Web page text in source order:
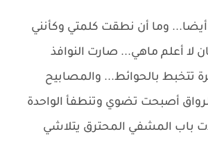
أيضا... وما أن نطقت كلمتي وكأنني
لا أعلم ماهي... صارت النوافذ
تتخبط بالحوائط... والمصابيح
أصبحت تضوي وتنطفأ الواحدة
باب المشفي المحترق يتلاشي